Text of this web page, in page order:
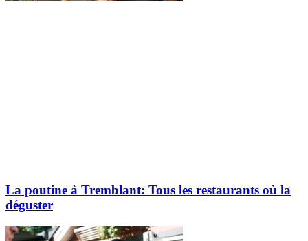
La poutine à Tremblant: Tous les restaurants où la
déguster